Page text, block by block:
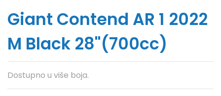
Giant Contend AR 1 2022
M Black 28''(700cc)
Dostupno u više boja.